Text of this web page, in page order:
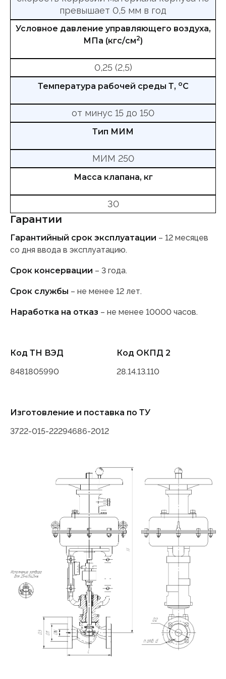
превышает 0,5 мм в год
Условное давление управляющего воздуха,
МПа (кгс/см2)
0,25 (2,5)
Температура рабочей среды Т, оС
от минус 15 до 150
Тип МИМ
МИМ 250
Масса клапана, кг
30
Гарантии
Гарантийный срок эксплуатации – 12 месяцев
со дня ввода в эксплуатацию.
Срок консервации – 3 года.
Срок службы – не менее 12 лет.
Наработка на отказ – не менее 10000 часов.
Код ТН ВЭД
8481805990
Код ОКПД 2
28.14.13.110
Изготовление и поставка по ТУ
3722-015-22294686-2012